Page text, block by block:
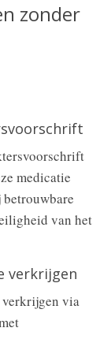
zonder
medicatie
van het
verkrijgen
via